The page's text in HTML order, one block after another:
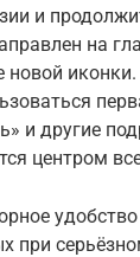
и
на
новой
и другие
центром
при